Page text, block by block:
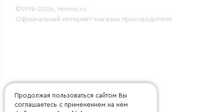
©1998-2026, Minimir.ru
Официальный интернет-магазин производителя.
Продолжая пользоваться сайтом Вы
соглашаетесь с применением на нём